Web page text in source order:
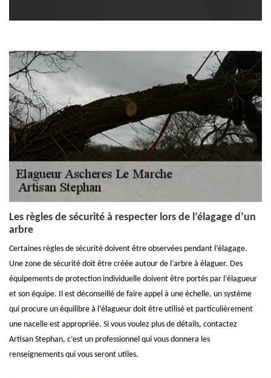
Les règles de sécurité à respecter lors de l’élagage d’un
arbre
Certaines règles de sécurité doivent être observées pendant l’élagage.
Une zone de sécurité doit être créée autour de l’arbre à élaguer. Des
équipements de protection individuelle doivent être portés par l’élagueur
et son équipe. Il est déconseillé de faire appel à une échelle, un système
qui procure un équilibre à l’élagueur doit être utilisé et particulièrement
une nacelle est appropriée. Si vous voulez plus de détails, contactez
Artisan Stephan, c’est un professionnel qui vous donnera les
renseignements qui vous seront utiles.